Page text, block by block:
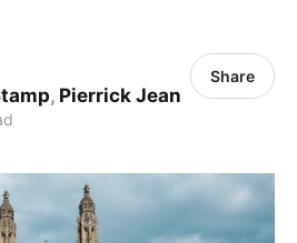
, Pierrick Jean
Share